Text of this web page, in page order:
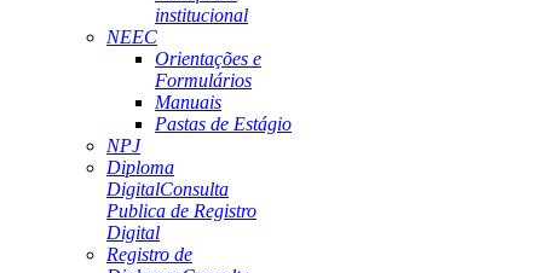
institucional
NEEC
Orientações e
Formulários
Manuais
Pastas de Estágio
NPJ
Diploma
DigitalConsulta
Publica de Registro
Digital
Registro de